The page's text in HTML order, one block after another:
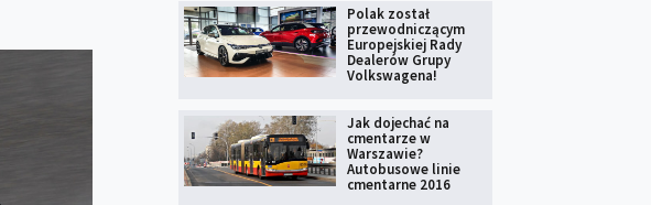
Polak został
przewodniczącym
Europejskiej Rady
Dealerów Grupy
Volkswagena!
Jak dojechać na
cmentarze w
Warszawie?
Autobusowe linie
cmentarne 2016